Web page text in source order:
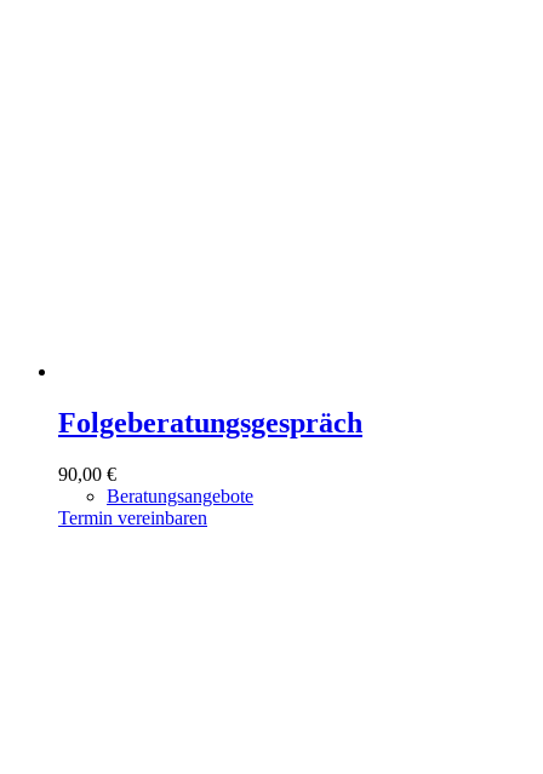
Folgeberatungsgespräch
90,00 €
Beratungsangebote
Termin vereinbaren